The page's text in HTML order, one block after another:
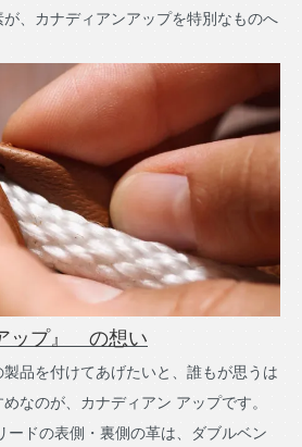
、カナディアンアップを特別なものへ
ップ』 の想い
品を付けてあげたいと、誰もが思うは
なのが、カナディアン アップです。
ードの表側・裏側の革は、ダブルベン